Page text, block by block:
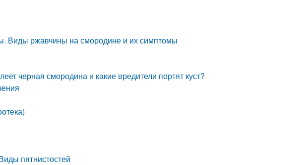
Виды ржавчины на смородине и их симптомы
черная смородина и какие вредители портят куст?
пятнистостей